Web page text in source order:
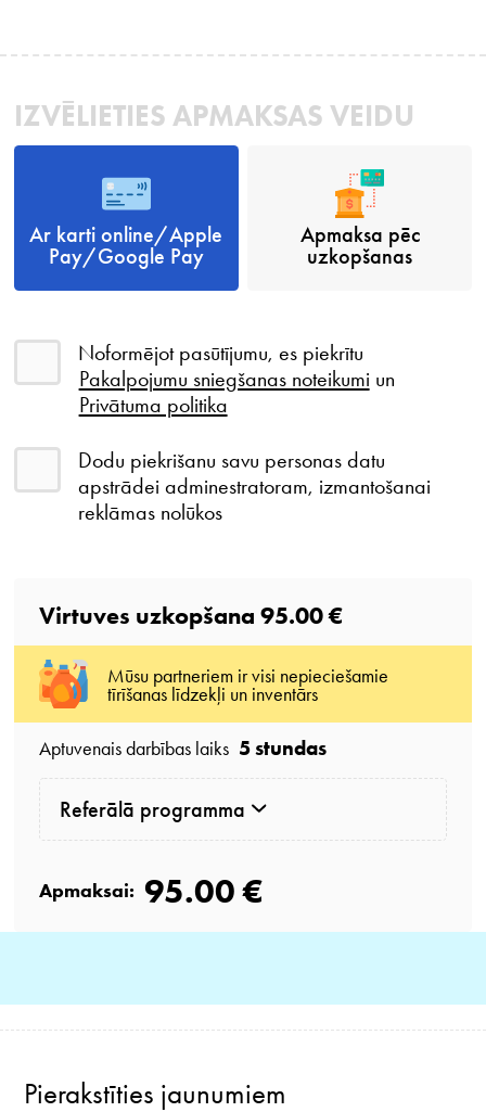
IZVĒLIETIES APMAKSAS VEIDU
Ar karti online/Apple
Pay/Google Pay
Apmaksa pēc
uzkopšanas
Noformējot pasūtījumu, es piekrītu
Pakalpojumu sniegšanas noteikumi un
Privātuma politika
Dodu piekrišanu savu personas datu
apstrādei adminestratoram, izmantošanai
reklāmas nolūkos
Virtuves uzkopšana 95.00 €
Mūsu partneriem ir visi nepieciešamie
tīrīšanas līdzekļi un inventārs
Aptuvenais darbības laiks 5 stundas
Referālā programma
Apmaksai: 95.00 €
Pierakstīties jaunumiem